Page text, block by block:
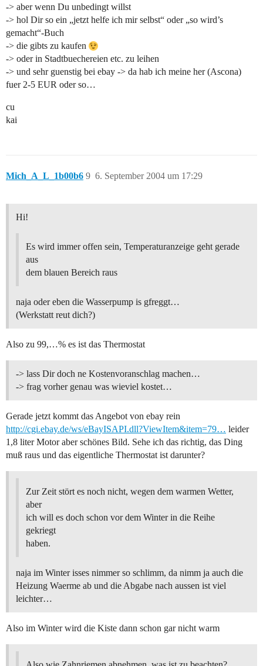
-> aber wenn Du unbedingt willst
-> hol Dir so ein „jetzt helfe ich mir selbst“ oder „so wird’s
gemacht“-Buch
-> die gibts zu kaufen
-> oder in Stadtbuechereien etc. zu leihen
-> und sehr guenstig bei ebay -> da hab ich meine her (Ascona)
fuer 2-5 EUR oder so…
cu
kai
Mich_A_L_1b00b6 6. September 2004 um 17:29
9
Hi!
Es wird immer offen sein, Temperaturanzeige geht gerade
aus
dem blauen Bereich raus
naja oder eben die Wasserpump is gfreggt…
(Werkstatt reut dich?)
Also zu 99,…% es ist das Thermostat
-> lass Dir doch ne Kostenvoranschlag machen…
-> frag vorher genau was wieviel kostet…
Gerade jetzt kommt das Angebot von ebay rein
http://cgi.ebay.de/ws/eBayISAPI.dll?ViewItem&item=79… leider
1,8 liter Motor aber schönes Bild. Sehe ich das richtig, das Ding
muß raus und das eigentliche Thermostat ist darunter?
Zur Zeit stört es noch nicht, wegen dem warmen Wetter,
aber
ich will es doch schon vor dem Winter in die Reihe
gekriegt
haben.
naja im Winter isses nimmer so schlimm, da nimm ja auch die
Heizung Waerme ab und die Abgabe nach aussen ist viel
leichter…
Also im Winter wird die Kiste dann schon gar nicht warm